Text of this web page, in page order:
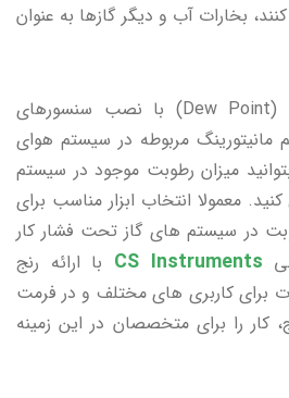
بخارات آب و دیگر گازها به عنوان
مانیتور کردن نقطه شبنم (Dew Point) با نصب سنسورهای
مربوطه در سیستم هوای
میزان رطوبت موجود در سیستم
معمولا انتخاب ابزار مناسب برای
در سیستم های گاز تحت فشار کار
CS Instruments با ارائه رنج
برای کاربری های مختلف و در فرمت
کار را برای متخصصان در این زمینه